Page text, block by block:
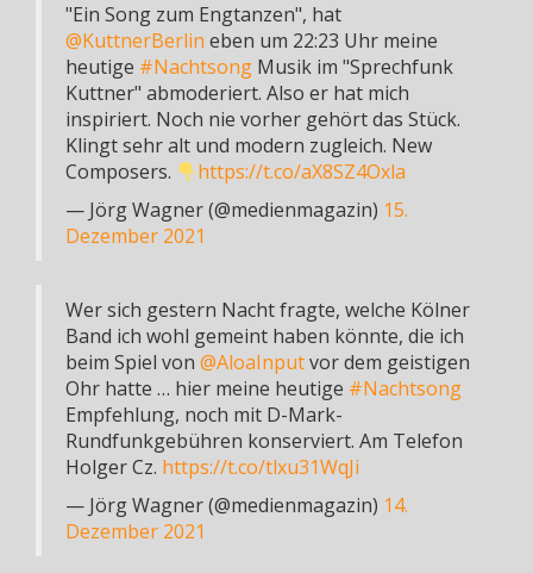
"Ein Song zum Engtanzen", hat
@KuttnerBerlin eben um 22:23 Uhr meine
heutige #Nachtsong Musik im "Sprechfunk
Kuttner" abmoderiert. Also er hat mich
inspiriert. Noch nie vorher gehört das Stück.
Klingt sehr alt und modern zugleich. New
Composers.
https://t.co/aX8SZ4Oxla
— Jörg Wagner (@medienmagazin) 15.
Dezember 2021
Wer sich gestern Nacht fragte, welche Kölner
Band ich wohl gemeint haben könnte, die ich
beim Spiel von @AloaInputvor dem geistigen
Ohr hatte … hier meine heutige #Nachtsong
Empfehlung, noch mit D-Mark-
Rundfunkgebühren konserviert. Am Telefon
Holger Cz. https://t.co/tlxu31WqJi
— Jörg Wagner (@medienmagazin) 14.
Dezember 2021